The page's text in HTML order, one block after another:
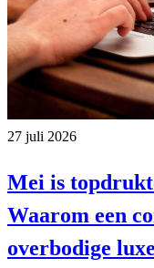
27 juli 2026
Mei is
Waarom een
overbodige